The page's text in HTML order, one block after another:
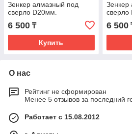
Зенкер алмазный под
сверло D20мм.
6 500 ₸
Купить
Зенкер
сверло
6 500
О нас
Рейтинг не сформирован
Менее 5 отзывов за последний
Работает с 15.08.2012